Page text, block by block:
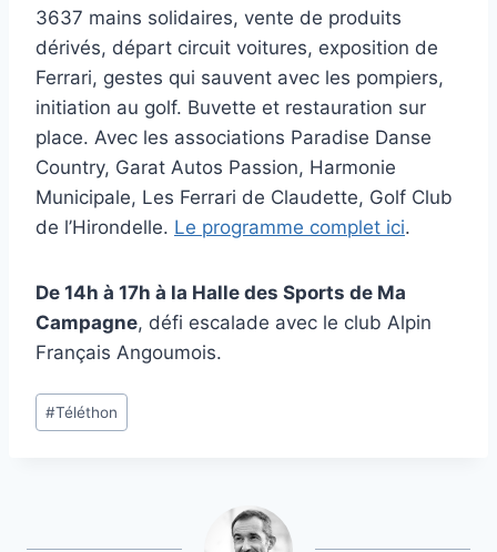
3637 mains solidaires, vente de produits
dérivés, départ circuit voitures, exposition de
Ferrari, gestes qui sauvent avec les pompiers,
initiation au golf. Buvette et restauration sur
place. Avec les associations Paradise Danse
Country, Garat Autos Passion, Harmonie
Municipale, Les Ferrari de Claudette, Golf Club
de l’Hirondelle. Le programme complet ici.
De 14h à 17h à la Halle des Sports de Ma
Campagne, défi escalade avec le club Alpin
Français Angoumois.
Étiquettes
de
#Téléthon